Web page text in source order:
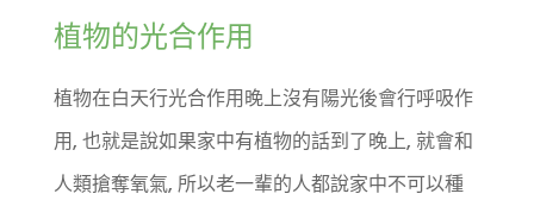
植物的光合作用
植物在白天行光合作用晚上沒有陽光後會行呼吸作
用, 也就是說如果家中有植物的話到了晚上, 就會和
人類搶奪氧氣, 所以老一輩的人都說家中不可以種